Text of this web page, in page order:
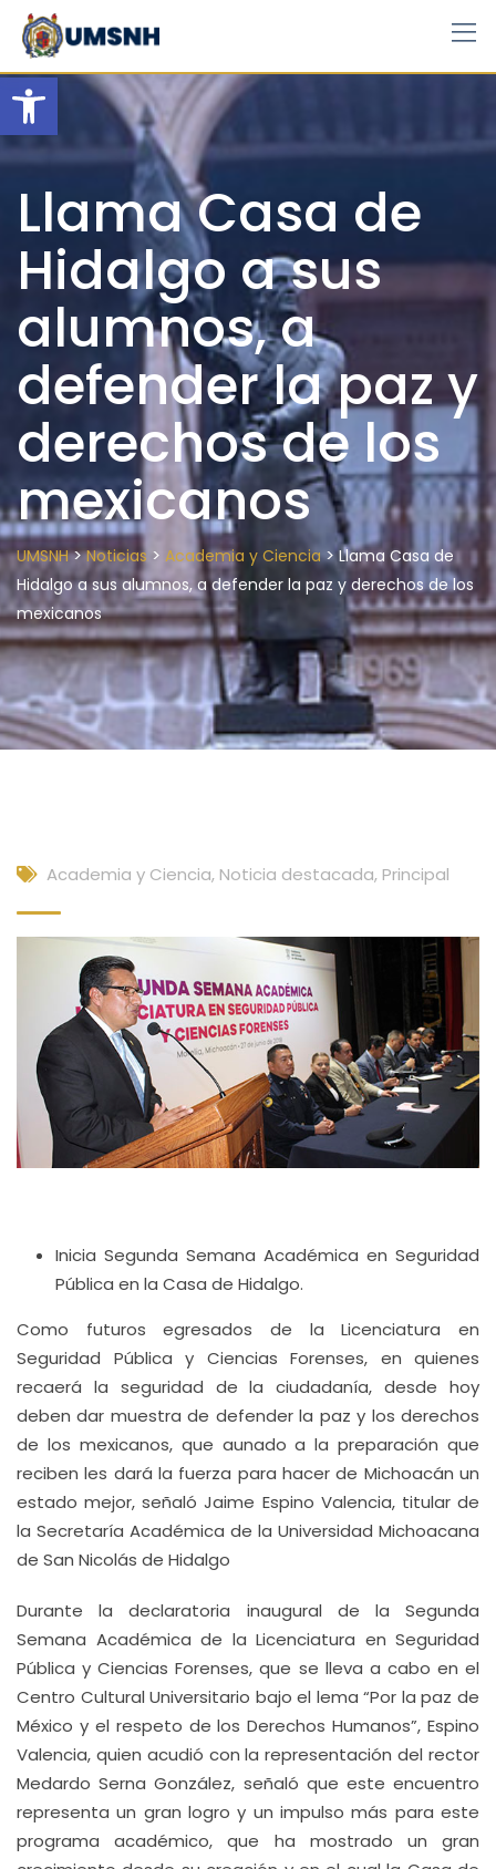
Open toolbar
Skip
content
Llama Casa de
Hidalgo a sus
alumnos, a
defender la paz y
derechos de los
mexicanos
UMSNH>Noticias > Academia y Ciencia>Llama Casa de
Hidalgo a sus alumnos, a defender la paz y derechos de los
mexicanos
Academia y Ciencia, Noticia destacada, Principal
Inicia Segunda Semana Académica en Seguridad
Pública en la Casa de Hidalgo.
Como futuros egresados de la Licenciatura en
Seguridad Pública y Ciencias Forenses, en quienes
recaerá la seguridad de la ciudadanía, desde hoy
deben dar muestra de defender la paz y los derechos
de los mexicanos, que aunado a la preparación que
reciben les dará la fuerza para hacer de Michoacán un
estado mejor, señaló Jaime Espino Valencia, titular de
la Secretaría Académica de la Universidad Michoacana
de San Nicolás de Hidalgo
Durante la declaratoria inaugural de la Segunda
Semana Académica de la Licenciatura en Seguridad
Pública y Ciencias Forenses, que se lleva a cabo en el
Centro Cultural Universitario bajo el lema “Por la paz de
México y el respeto de los Derechos Humanos”, Espino
Valencia, quien acudió con la representación del rector
Medardo Serna González, señaló que este encuentro
representa un gran logro y un impulso más para este
programa académico, que ha mostrado un gran